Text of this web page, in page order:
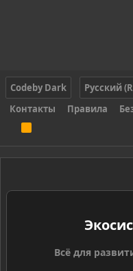
Codeby Dark
Русский
Контакты
Правила
S
Всё для